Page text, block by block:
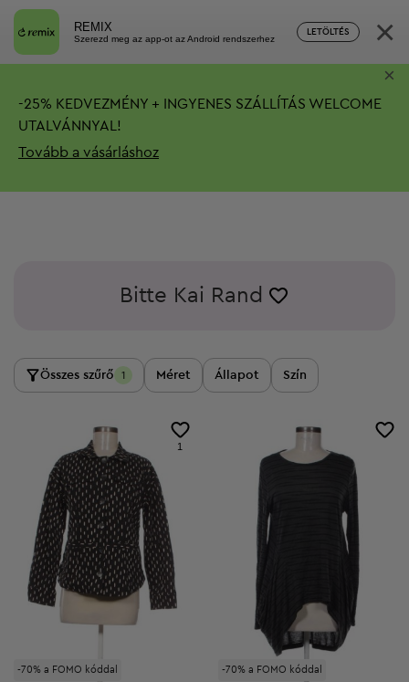
REMIX
Szerezd meg az app-ot az Android rendszerhez
LETÖLTÉS ×
-25% KEDVEZMÉNY + INGYENES SZÁLLÍTÁS WELCOME
UTALVÁNNYAL!
Tovább a vásárláshoz
×
Bitte Kai Rand
Összes szűrő 1 Méret Állapot Szín
-70% a FOMO kóddal
1
-70% a FOMO kóddal